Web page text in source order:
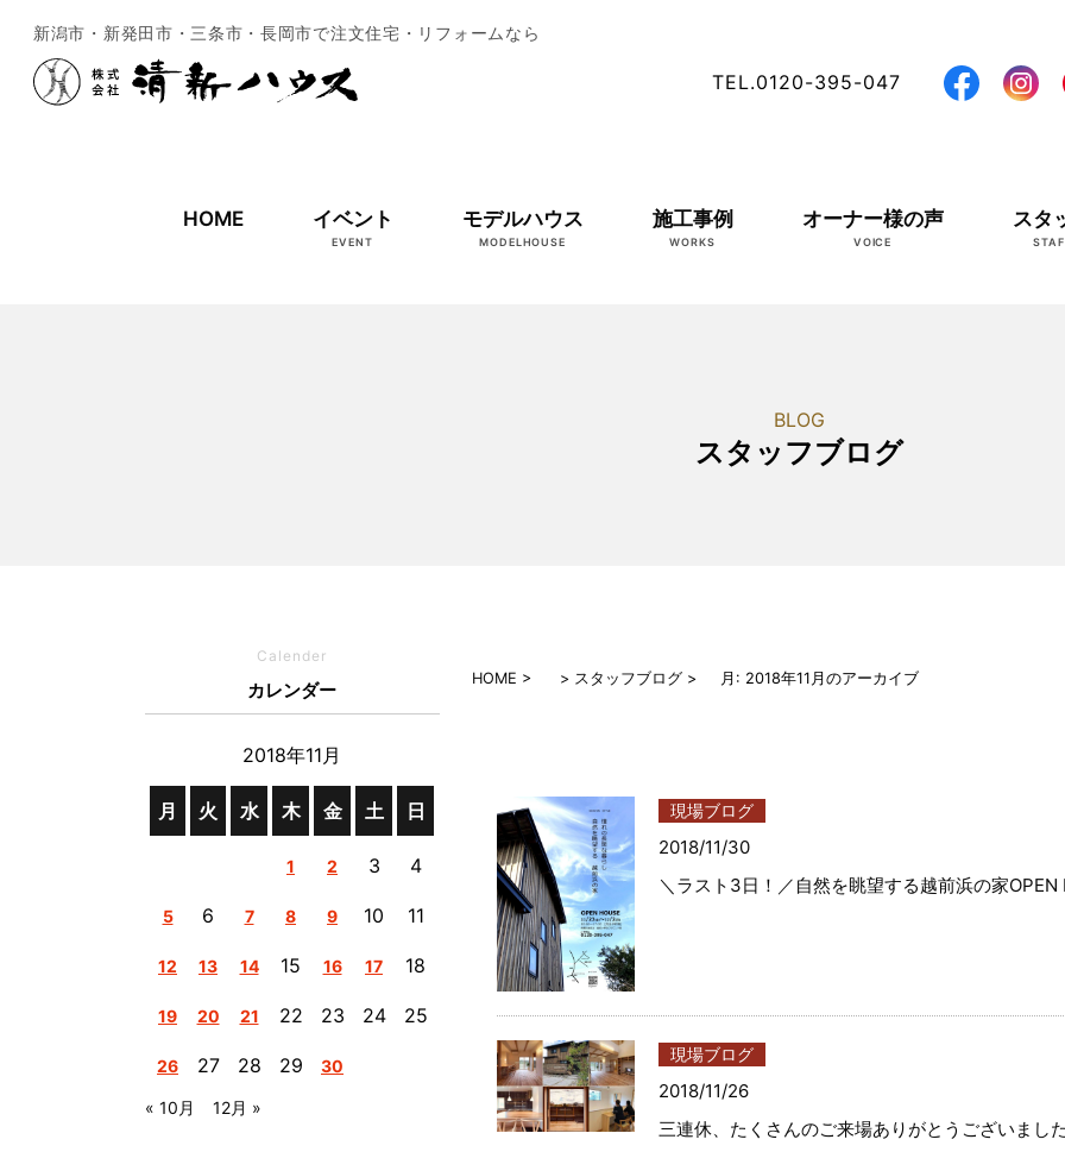
新潟市・新発田市・三条市・長岡市で注文住宅・リフォームなら
TEL.0120-395-047
HOME イベント
EVENT
モデルハウス
MODELHOUSE
施工事例
WORKS
オーナー様の声
VOICE
スタ
BLOG
スタッフブログ
HOME > スタッフブログ 月: 2018年11月 のアーカイブ
現場ブログ
2018/11/30
＼ラスト3日！／自然を眺望する越前浜の家OPEN
現場ブログ
2018/11/26
三連休、たくさんのご来場ありがとうございまし
Calender
カレンダー
2018年11月
月 火 水 木 金 土 日
1 2 3 4
5 6 7 8 9 10 11
12 13 14 15 16 17 18
19 20 21 22 23 24 25
26 27 28 29 30
« 10月 12月 »